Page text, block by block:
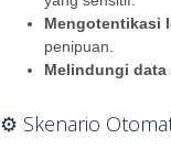
Mengotentikasi
penipuan.
Melindungi
⚙️ Skenario